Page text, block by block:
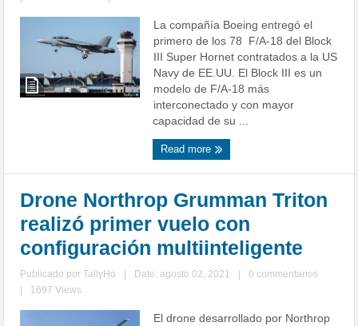
La compañía Boeing entregó el
primero de los 78 F/A-18 del Block
III Super Hornet contratados a la US
Navy de EE.UU. El Block III es un
modelo de F/A-18 más
interconectado y con mayor
capacidad de su ...
Read more
Drone Northrop Grumman Triton
realizó primer vuelo con
configuración multiinteligente
Publicado porTallyHo Date: agosto 02, 2021
0 commentarios
1697 Views
El drone desarrollado por Northrop